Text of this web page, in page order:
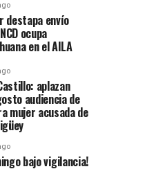
destapa envío
ocupa
en el AILA
aplazan
audiencia de
mujer acusada de
bajo vigilancia!